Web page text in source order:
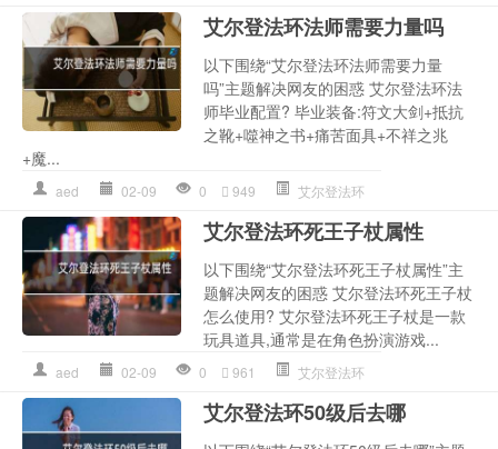
艾尔登法环法师需要力量吗
以下围绕“艾尔登法环法师需要力量
吗”主题解决网友的困惑 艾尔登法环法
师毕业配置? 毕业装备:符文大剑+抵抗
之靴+噬神之书+痛苦面具+不祥之兆
+魔...
aed 02-09 0 949 艾尔登法环
艾尔登法环死王子杖属性
以下围绕“艾尔登法环死王子杖属性”主
题解决网友的困惑 艾尔登法环死王子杖
怎么使用? 艾尔登法环死王子杖是一款
玩具道具,通常是在角色扮演游戏...
aed 02-09 0 961 艾尔登法环
艾尔登法环50级后去哪